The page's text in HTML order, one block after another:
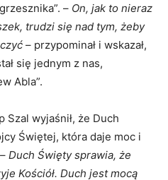
– On, jak to nieraz
trudzi się nad tym, żeby
– przypominał i wskazał,
się jednym z nas,
Abla”.
Szal wyjaśnił, że Duch
Świętej, która daje moc i
Duch Święty sprawia, że
Kościół. Duch jest mocą